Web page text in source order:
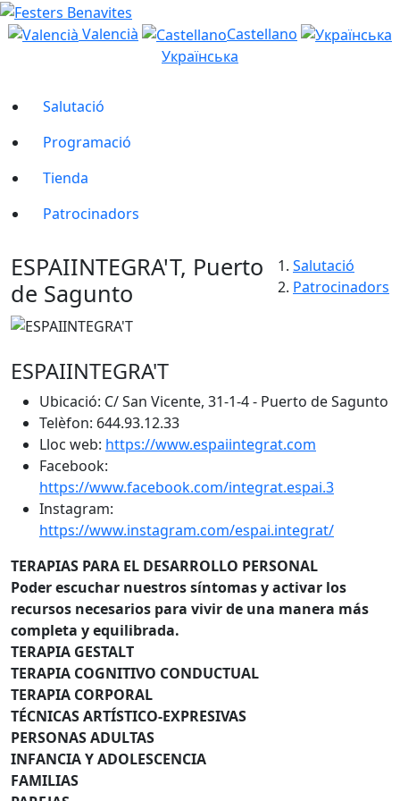
Valencià
Castellano
Українська
Salutació
Programació
Tienda
Patrocinadors
ESPAIINTEGRA'T, Puerto
de Sagunto
Salutació
Patrocinadors
ESPAIINTEGRA'T
Ubicació: C/ San Vicente, 31-1-4 - Puerto de Sagunto
Telèfon: 644.93.12.33
Lloc web: https://www.espaiintegrat.com
Facebook:
https://www.facebook.com/integrat.espai.3
Instagram:
https://www.instagram.com/espai.integrat/
TERAPIAS PARA EL DESARROLLO PERSONAL
Poder escuchar nuestros síntomas y activar los
recursos necesarios para vivir de una manera más
completa y equilibrada.
TERAPIA GESTALT
TERAPIA COGNITIVO CONDUCTUAL
TERAPIA CORPORAL
TÉCNICAS ARTÍSTICO-EXPRESIVAS
PERSONAS ADULTAS
INFANCIA Y ADOLESCENCIA
FAMILIAS